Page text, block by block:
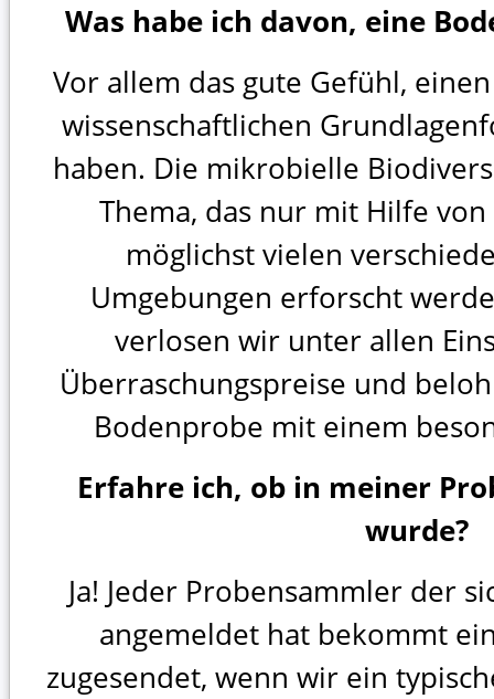
Was habe ich davon, eine
Vor allem das gute Gefühl,
wissenschaftlichen
haben. Die mikrobielle
Thema, das nur mit Hilfe
möglichst vielen
Umgebungen erforscht
verlosen wir unter allen
Überraschungspreise und
Bodenprobe mit einem
Erfahre ich, ob in meiner
wurde?
Ja! Jeder Probensammler der
angemeldet hat bekommt
zugesendet, wenn wir ein